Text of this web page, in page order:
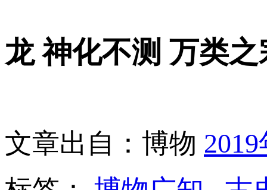
龙 神化不测 万类之
文章出自：博物